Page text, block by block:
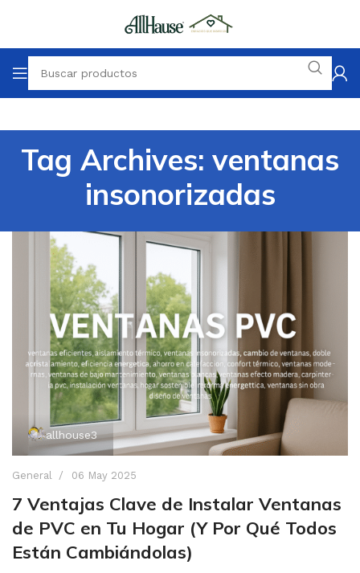
Tag Archives: ventanas
insonorizadas
allhouse3
General 06 May 2025
7 Ventajas Clave de Instalar Ventanas
de PVC en Tu Hogar (Y Por Qué Todos
Están Cambiándolas)